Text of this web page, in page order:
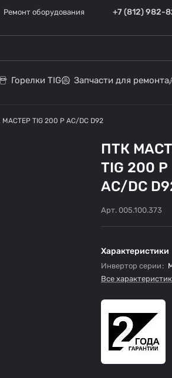
Ремонт оборудования +7 (812) 982-
Горелки TIG Запчасти для ремонта
МАСТЕР TIG 200 P AC/DC D92
ПТК
TIG 200 P
AC/DC
Арт. 005.100.373
Характеристики
Инвертор серии :
Все